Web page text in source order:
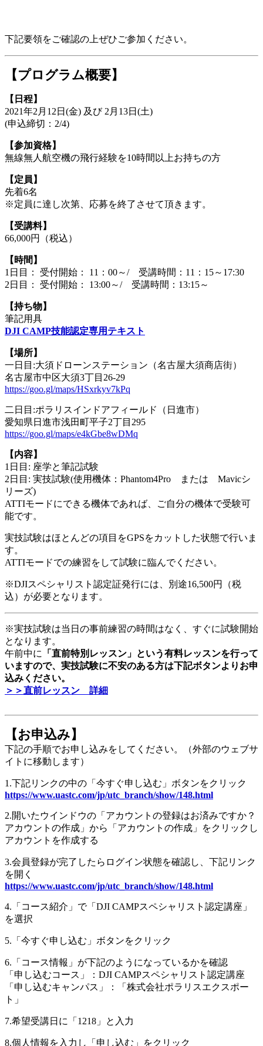
下記要領をご確認の上ぜひご参加ください。
【プログラム概要】
【日程】
2021年2月12日(金) 及び 2月13日(土)
(申込締切：2/4)
【参加資格】
無線無人航空機の飛行経験を10時間以上お持ちの方
【定員】
先着6名
※定員に達し次第、応募を終了させて頂きます。
【受講料】
66,000円（税込）
【時間】
1日目： 受付開始： 11：00～/ 受講時間：11：15～17:30
2日目： 受付開始： 13:00～/ 受講時間：13:15～
【持ち物】
筆記用具
DJI CAMP技能認定専用テキスト
【場所】
一日目:大須ドローンステーション（名古屋大須商店街）
名古屋市中区大須3丁目26-29
https://goo.gl/maps/HSxrkyv7kPq
二日目:ポラリスインドアフィールド（日進市）
愛知県日進市浅田町平子2丁目295
https://goo.gl/maps/e4kGbe8wDMq
【内容】
1日目: 座学と筆記試験
2日目: 実技試験(使用機体：Phantom4Pro または Mavicシ
リーズ)
ATTIモードにできる機体であれば、ご自分の機体で受験可
能です。
実技試験はほとんどの項目をGPSをカットした状態で行いま
す。
ATTIモードでの練習をして試験に臨んでください。
※DJIスペシャリスト認定証発行には、別途16,500円（税
込）が必要となります。
※実技試験は当日の事前練習の時間はなく、すぐに試験開始
となります。
午前中に
「直前特別レッスン」という有料レッスンを行って
いますので、実技試験に不安のある方は下記ボタンよりお申
込みください。
＞＞直前レッスン 詳細
【お申込み】
下記の手順でお申し込みをしてください。（外部のウェブサ
イトに移動します）
1.下記リンクの中の「今すぐ申し込む」ボタンをクリック
https://www.uastc.com/jp/utc_branch/show/148.html
2.開いたウインドウの「アカウントの登録はお済みですか？
アカウントの作成」から「アカウントの作成」をクリックし
アカウントを作成する
3.会員登録が完了したらログイン状態を確認し、下記リンク
を開く
https://www.uastc.com/jp/utc_branch/show/148.html
4.「コース紹介」で「DJI CAMPスペシャリスト認定講座」
を選択
5.「今すぐ申し込む」ボタンをクリック
6.「コース情報」が下記のようになっているかを確認
「申し込むコース」：DJI CAMPスペシャリスト認定講座
「申し込むキャンパス」：「株式会社ポラリスエクスポー
ト」
7.希望受講日に「1218」と入力
8.個人情報を入力し「申し込む」をクリック